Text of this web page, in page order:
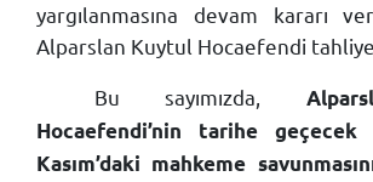
yargılanmasına devam kararı
Alparslan Kuytul Hocaefendi
Bu sayımızda,
Hocaefendi’nin tarihe
Kasım’daki mahkeme